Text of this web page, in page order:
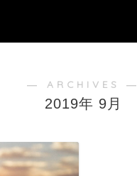
― ARCHIVES ―
2019年 9月